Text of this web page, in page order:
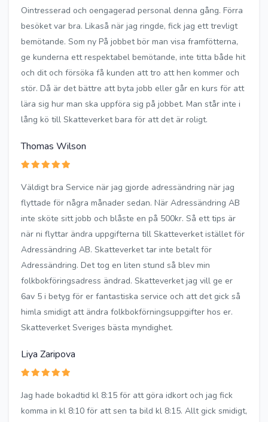
Ointresserad och oengagerad personal denna gång. Förra
besöket var bra. Likaså när jag ringde, fick jag ett trevligt
bemötande. Som ny På jobbet bör man visa framfötterna,
ge kunderna ett respektabel bemötande, inte titta både hit
och dit och försöka få kunden att tro att hen kommer och
stör. Då är det bättre att byta jobb eller går en kurs för att
lära sig hur man ska uppföra sig på jobbet. Man står inte i
lång kö till Skatteverket bara för att det är roligt.
Thomas Wilson
Väldigt bra Service när jag gjorde adressändring när jag
flyttade för några månader sedan. När Adressändring AB
inte sköte sitt jobb och blåste en på 500kr. Så ett tips är
när ni flyttar ändra uppgifterna till Skatteverket istället för
Adressändring AB. Skatteverket tar inte betalt för
Adressändring. Det tog en liten stund så blev min
folkbokföringsadress ändrad. Skatteverket jag vill ge er
6av 5 i betyg för er fantastiska service och att det gick så
himla smidigt att ändra folkbokförningsuppgifter hos er.
Skatteverket Sveriges bästa myndighet.
Liya Zaripova
Jag hade bokadtid kl 8:15 för att göra idkort och jag fick
komma in kl 8:10 för att sen ta bild kl 8:15. Allt gick smidigt,